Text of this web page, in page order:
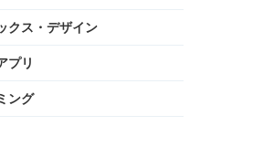
クス・デザイン
プリ
ング